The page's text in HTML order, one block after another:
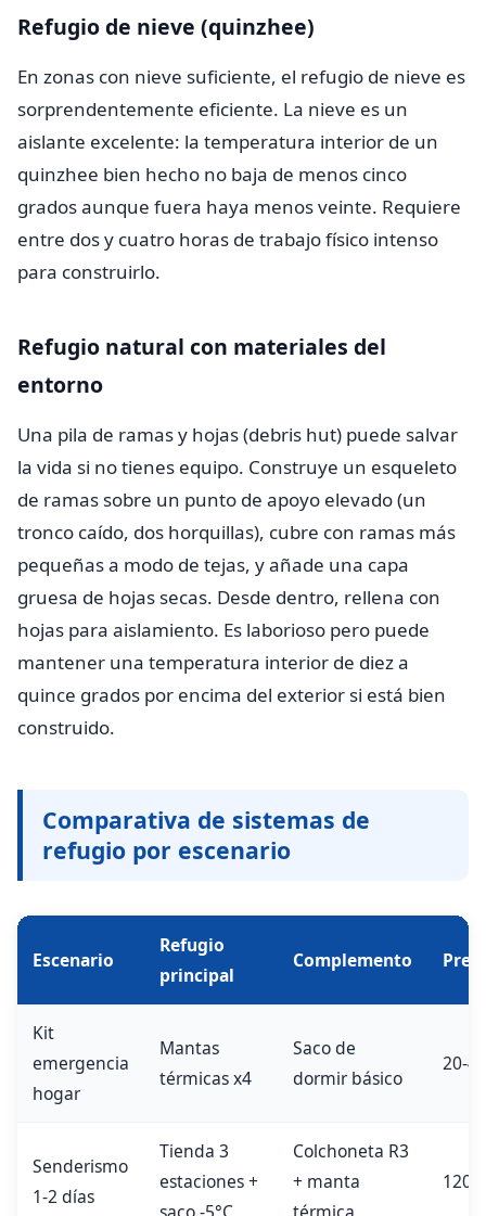
Refugio de nieve (quinzhee)
En zonas con nieve suficiente, el refugio de nieve es
sorprendentemente eficiente. La nieve es un
aislante excelente: la temperatura interior de un
quinzhee bien hecho no baja de menos cinco
grados aunque fuera haya menos veinte. Requiere
entre dos y cuatro horas de trabajo físico intenso
para construirlo.
Refugio natural con materiales del
entorno
Una pila de ramas y hojas (debris hut) puede salvar
la vida si no tienes equipo. Construye un esqueleto
de ramas sobre un punto de apoyo elevado (un
tronco caído, dos horquillas), cubre con ramas más
pequeñas a modo de tejas, y añade una capa
gruesa de hojas secas. Desde dentro, rellena con
hojas para aislamiento. Es laborioso pero puede
mantener una temperatura interior de diez a
quince grados por encima del exterior si está bien
construido.
Comparativa de sistemas de
refugio por escenario
Escenario
Refugio
principal
Complemento
Kit
emergencia
hogar
Mantas
térmicas x4
Saco de
dormir básico
20-
Senderismo
1-2 días
Tienda 3
estaciones +
Colchoneta R3
+ manta
120-